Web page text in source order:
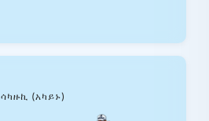
ሳካዙኪ (አካይኑ)